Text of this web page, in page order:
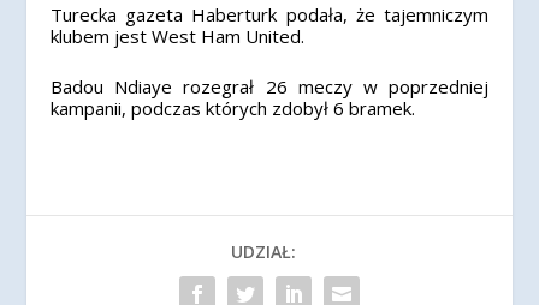
Turecka gazeta Haberturk podała, że tajemniczym
klubem jest West Ham United.
Badou Ndiaye rozegrał 26 meczy w poprzedniej
kampanii, podczas których zdobył 6 bramek.
UDZIAŁ: